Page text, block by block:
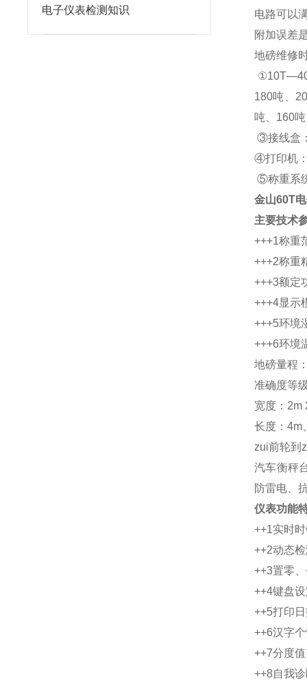
电子仪表检测知识
电路可以
附加误差
地磅维修
180吨、
吨、160
③接线盒
④打印机
⑤称重系
金山60T
主要技术
+++1称重
+++2称重
+++3额定
+++4显示
+++5环境
+++6环境
地磅量程
准确度等
宽度：2m
长度：4m
zui前轮到
汽车衡秤
防雷电、
仪表功能
++1实时
++2动态
++3置零
++4键盘
++5打印
++6汉字
++7分度
++8自我